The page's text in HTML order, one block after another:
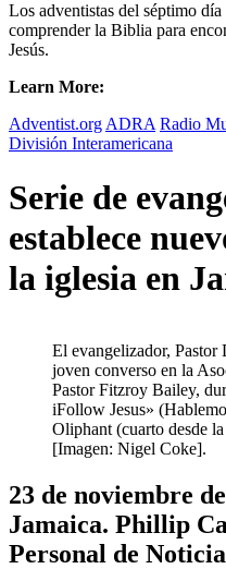
Los adventistas del séptimo día
comprender la Biblia para
Jesús.
Learn More:
Adventist.org ADRA Radio
División Interamericana
Serie de
establece
la iglesia en
El evangelizador, Pastor
joven converso en la
Pastor Fitzroy Bailey,
iFollow Jesus»
Oliphant (cuarto desde
[Imagen: Nigel Coke].
23 de noviembre
Jamaica. Phillip
Personal de